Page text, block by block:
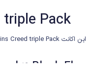
triple Pack
این اکانت Assassins Creed triple Pack شامل :
4 Black Flag